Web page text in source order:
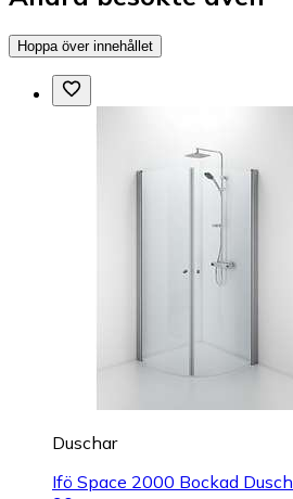
Hoppa över innehållet
Duschar
Ifö Space 2000 Bockad